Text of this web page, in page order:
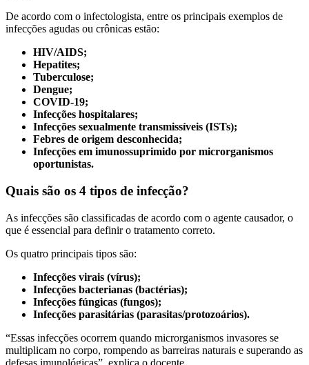
De acordo com o infectologista, entre os principais exemplos de
infecções agudas ou crônicas estão:
HIV/AIDS;
Hepatites;
Tuberculose;
Dengue;
COVID-19;
Infecções hospitalares;
Infecções sexualmente transmissíveis (ISTs);
Febres de origem desconhecida;
Infecções em imunossuprimido por microrganismos
oportunistas.
Quais são os 4 tipos de infecção?
As infecções são classificadas de acordo com o agente causador, o
que é essencial para definir o tratamento correto.
Os quatro principais tipos são:
Infecções virais (vírus);
Infecções bacterianas (bactérias);
Infecções fúngicas (fungos);
Infecções parasitárias (parasitas/protozoários).
“Essas infecções ocorrem quando microrganismos invasores se
multiplicam no corpo, rompendo as barreiras naturais e superando as
defesas imunológicas”, explica o docente.